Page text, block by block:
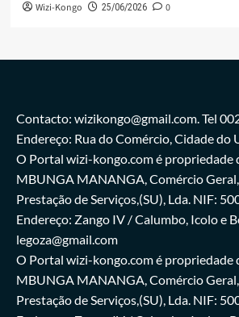
Wizi-Kongo 25/06/2026 0
Contacto: wizikongo@gmail.com. Tel
Endereço: Rua do Comércio, Cidade do
O Portal wizi-kongo.com é propriedade
MBUNGA MANANGA, Comércio
Prestação de Serviços,(SU), Lda. NIF:
Endereço: Zango IV / Calumbo, Icolo e
legoza@gmail.com
O Portal wizi-kongo.com é propriedade
MBUNGA MANANGA, Comércio
Prestação de Serviços,(SU), Lda. NIF: